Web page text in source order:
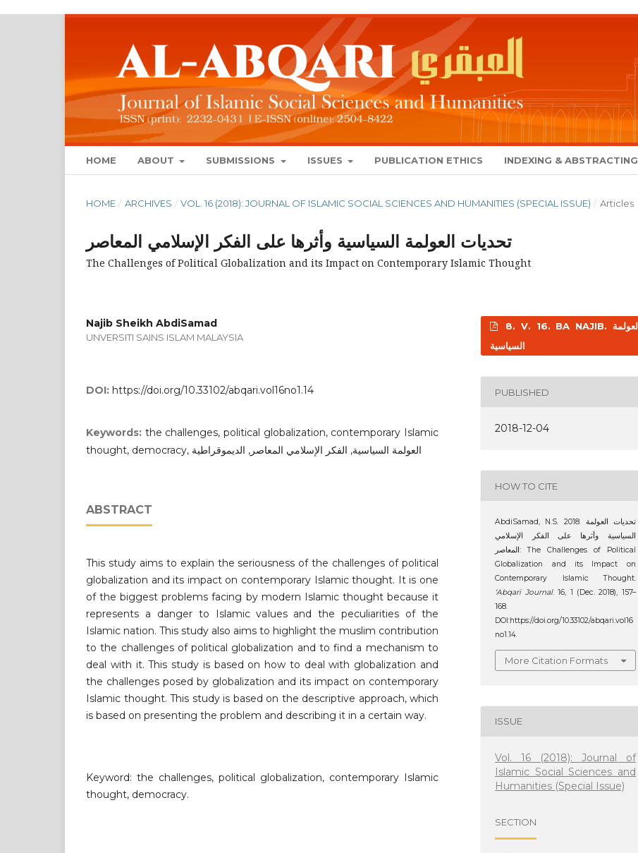
HOME ABOUT SUBMISSIONS ISSUES PUBLICATION ETHICS INDEXING & ABSTRACTING
HOME / ARCHIVES / VOL. 16 (2018): JOURNAL OF ISLAMIC SOCIAL SCIENCES AND HUMANITIES (SPECIAL ISSUE) / Articles
تحديات العولمة السياسية وأثرها على الفكر الإسلامي المعاصر
The Challenges of Political Globalization and its Impact on Contemporary Islamic Thought
Najib Sheikh AbdiSamad
UNVERSITI SAINS ISLAM MALAYSIA
DOI: https://doi.org/10.33102/abqari.vol16no1.14
Keywords: the challenges, political globalization, contemporary Islamic
thought, democracy, العولمة السياسية, الفكر الإسلامي المعاصر, الديموقراطية
ABSTRACT
This study aims to explain the seriousness of the challenges of political
globalization and its impact on contemporary Islamic thought. It is one
of the biggest problems facing by modern Islamic thought because it
represents a danger to Islamic values and the peculiarities of the
Islamic nation. This study also aims to highlight the muslim contribution
to the challenges of political globalization and to find a mechanism to
deal with it. This study is based on how to deal with globalization and
the challenges posed by globalization and its impact on contemporary
Islamic thought. This study is based on the descriptive approach, which
is based on presenting the problem and describing it in a certain way.
Keyword: the challenges, political globalization, contemporary Islamic
thought, democracy.
8. V. 16. BA NAJIB. العولمة
السياسية
PUBLISHED
2018-12-04
HOW TO CITE
AbdiSamad, N.S. 2018. تحديات العولمة
السياسية وأثرها على الفكر الإسلامي
المعاصر: The Challenges of Political
Globalization and its Impact on
Contemporary Islamic Thought.
‘Abqari Journal. 16, 1 (Dec. 2018), 157–
168.
DOI:https://doi.org/10.33102/abqari.vol16
no1.14.
More Citation Formats
ISSUE
Vol. 16 (2018): Journal of
Islamic Social Sciences and
Humanities (Special Issue)
SECTION